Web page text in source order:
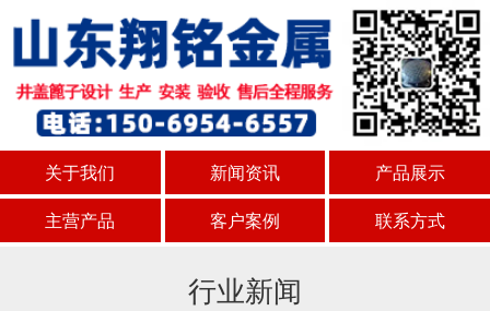
关于我们 新闻资讯
产品展示
主营产品
客户案例 联系方式
行业新闻